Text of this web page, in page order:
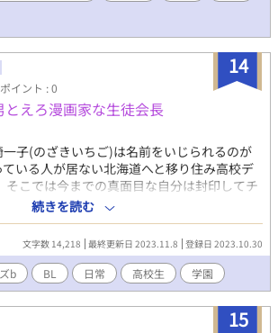
14
イント : 0
えろ漫画家な生徒会長
子(のざきいちご)は名前をいじられるのが
いる人が居ない北海道へと移り住み高校デ
そこでは今までの真面目な自分は封印してチ
決意した。 しかし、元真面目な一子はその学
崎悠斗(さくらざきゆうと)に説教を受けた
し訳なく、ストレスが募る日々を過ごしてい
一子に渡してきたゴリゴリのBL漫画を読んで
の作品が気に入ってしまう。 しかし、その
にその漫画の登場人物がうちの高校の生徒
き…………。
続きを読む
文字数 14,218 最終更新日 2023.11.8 登録日 2023.10.30
b BL 日常 高校生 学園
15